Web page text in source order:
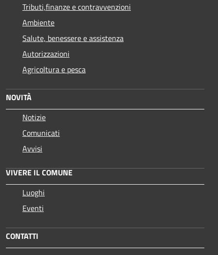
Tributi,finanze e contravvenzioni
Ambiente
Salute, benessere e assistenza
Autorizzazioni
Agricoltura e pesca
NOVITÀ
Notizie
Comunicati
Avvisi
VIVERE IL COMUNE
Luoghi
Eventi
CONTATTI